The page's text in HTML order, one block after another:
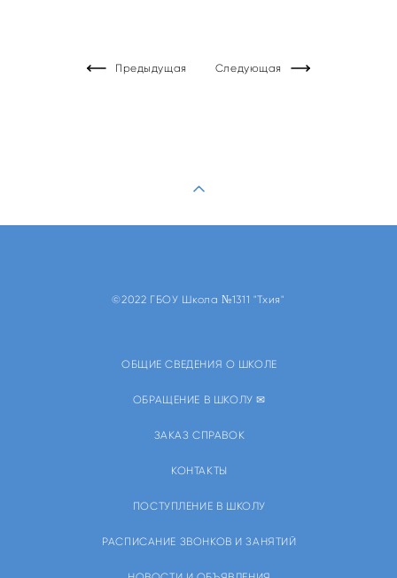
Предыдущая Следующая
©2022 ГБОУ Школа №1311 "Тхия"
ОБЩИЕ СВЕДЕНИЯ О ШКОЛЕ
ОБРАЩЕНИЕ В ШКОЛУ ✉
ЗАКАЗ СПРАВОК
КОНТАКТЫ
ПОСТУПЛЕНИЕ В ШКОЛУ
РАСПИСАНИЕ ЗВОНКОВ И ЗАНЯТИЙ